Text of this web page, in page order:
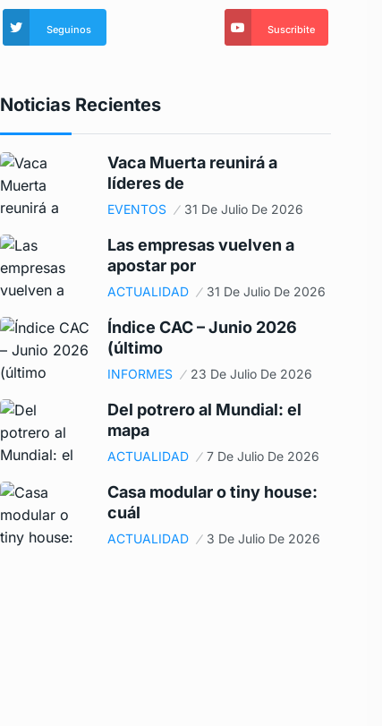
Seguinos Suscribite
Noticias Recientes
Vaca Muerta reunirá a
líderes de
EVENTOS 31 De Julio De 2026
Las empresas vuelven a
apostar por
ACTUALIDAD 31 De Julio De 2026
Índice CAC – Junio 2026
(último
INFORMES 23 De Julio De 2026
Del potrero al Mundial: el
mapa
ACTUALIDAD 7 De Julio De 2026
Casa modular o tiny house:
cuál
ACTUALIDAD 3 De Julio De 2026